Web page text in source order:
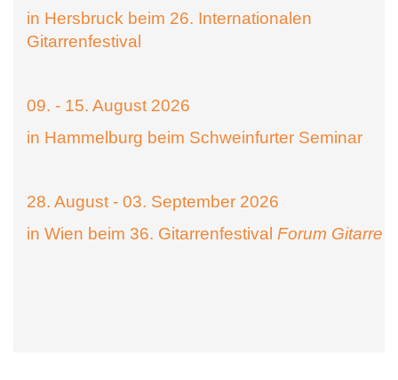
in Hersbruck beim 26. Internationalen
Gitarrenfestival
09. - 15. August 2026
in Hammelburg beim Schweinfurter Seminar
28. August - 03. September 2026
in Wien beim 36. Gitarrenfestival Forum Gitarre